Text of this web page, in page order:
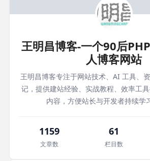
王明昌博客-一个90后
人博客网站
王明昌博客专注于网站技术、AI 工具、
记，提供建站经验、实战教程、效率工
内容，方便站长与开发者持续学
1159
文章数
61
栏目数